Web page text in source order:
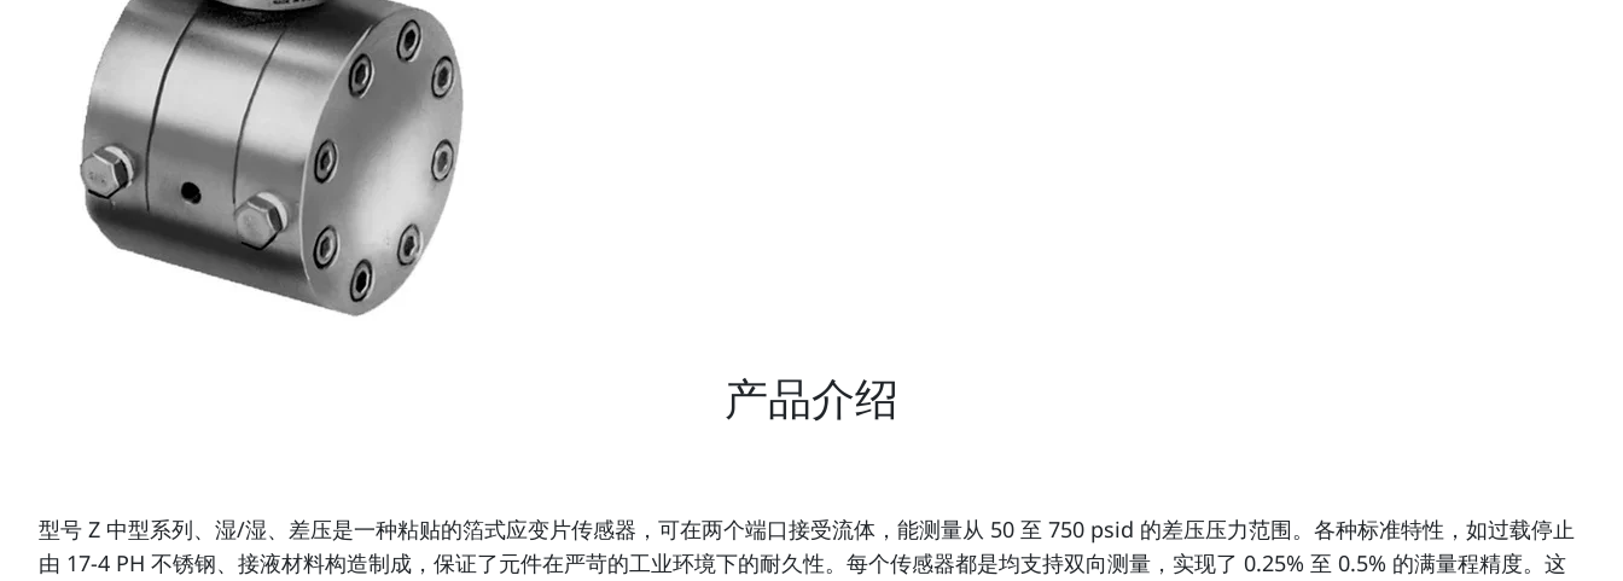
产品介绍
型号 Z 中型系列、湿/湿、差压是一种粘贴的箔式应变片传感器，可在两个端口接受流体，能测量从 50 至 750 psid 的差压压力范围。各种标准特性，如过载停止
由 17-4 PH 不锈钢、接液材料构造制成，保证了元件在严苛的工业环境下的耐久性。每个传感器都是均支持双向测量，实现了 0.25% 至 0.5% 的满量程精度。这